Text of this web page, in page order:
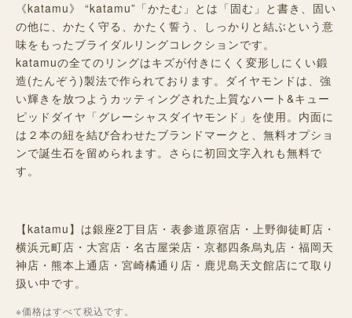
《katamu》 “katamu”「かたむ」とは「固む」と書き、固い
の他に、かたく守る、かたく誓う、しっかりと結ぶという意
味をもったブライダルリングコレクションです。
katamuの全てのリングはキズが付きにくく変形しにくい鍛
造(たんぞう)製法で作られております。ダイヤモンドは、強
い輝きを放つようカッティングされた上質なハート&キュー
ピッドダイヤ「グレーシャスダイヤモンド」を使用。内面に
は２本の紐を結び合わせたブランドマークと、無料オプショ
ンで誕生石を留められます。さらに初回文字入れも無料で
す。
【katamu】は銀座2丁目店・表参道原宿店・上野御徒町店・
横浜元町店・大宮店・名古屋栄店・京都四条烏丸店・福岡天
神店・熊本上通店・宮崎橘通り店・鹿児島天文館店にて取り
扱い中です。
※価格はすべて税込です。